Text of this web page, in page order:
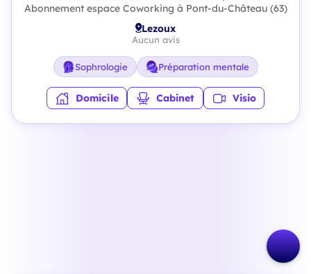
Abonnement espace Coworking à Pont-du-Château (63)
Lezoux
Aucun avis
Sophrologie Préparation mentale
Domicile Cabinet Visio